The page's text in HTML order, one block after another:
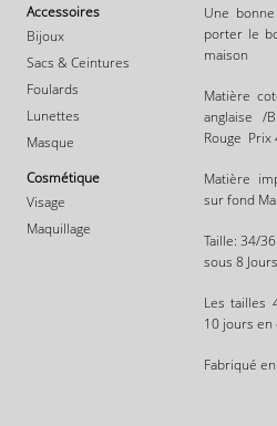
Une
porter le
maison
Matière
anglaise /
Rouge Prix
Matière
sur fond
Taille: 34/
sous 8 Jours
Les tailles
10 jours en
Fabriqué
Accessoires
Bijoux
Sacs & Ceintures
Foulards
Lunettes
Masque
Cosmétique
Visage
Maquillage